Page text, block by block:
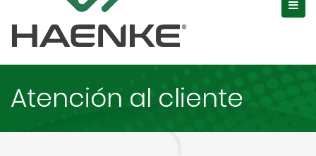
Atención al cliente